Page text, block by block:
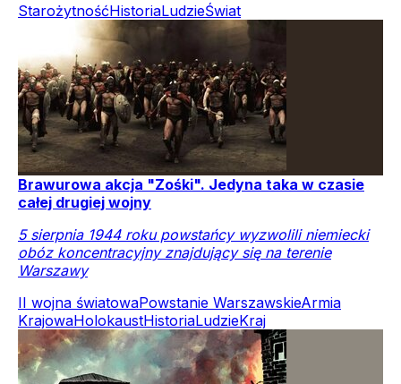
StarożytnośćHistoriaLudzieŚwiat
Brawurowa akcja "Zośki". Jedyna taka w czasie
całej drugiej wojny
5 sierpnia 1944 roku powstańcy wyzwolili niemiecki
obóz koncentracyjny znajdujący się na terenie
Warszawy
II wojna światowaPowstanie WarszawskieArmia
KrajowaHolokaustHistoriaLudzieKraj